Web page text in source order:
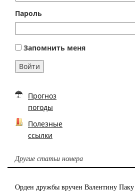
Пароль
Запомнить меня
Войти
Прогноз
погоды
Полезные
ссылки
Другие статьи номера
Орден дружбы вручен Валентину Паку